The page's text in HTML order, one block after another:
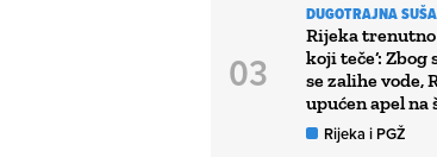
DUGOTRAJNA SUŠA
Rijeka trenutno
koji teče’: Zbog
se zalihe vode,
upućen apel na
Rijeka i PGŽ